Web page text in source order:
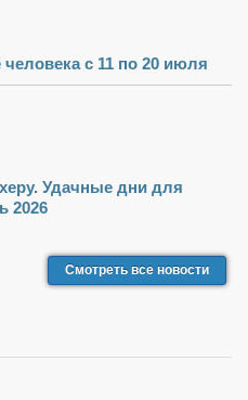
с 11 по 20 июля
Удачные дни для
2026
Смотреть все новости